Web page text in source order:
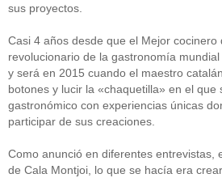
sus proyectos.
Casi 4 años desde que el Mejor cocinero
revolucionario de la gastronomía
y será en 2015 cuando el maestro
botones y lucir la «chaquetilla» en el que
gastronómico con experiencias únicas
participar de sus creaciones.
Como anunció en diferentes entrevistas,
de Cala Montjoi, lo que se hacía era